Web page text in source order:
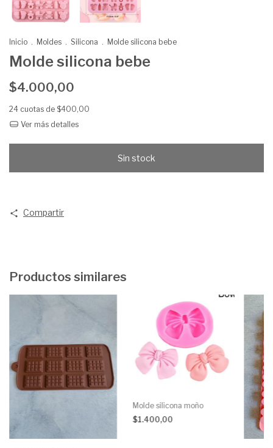
Inicio . Moldes . Silicona . Molde silicona bebe
Molde silicona bebe
$4.000,00
24 cuotas de $400,00
Ver más detalles
Compartir
Productos similares
Molde silicona moño
$1.400,00